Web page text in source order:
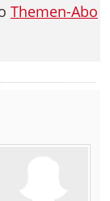
Themen-Abo